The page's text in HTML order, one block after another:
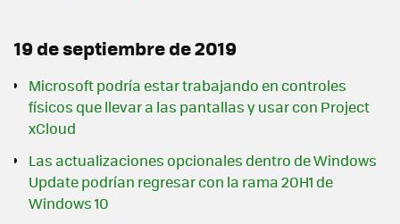
19 de septiembre de 2019
Microsoft podría estar trabajando en controles
físicos que llevar a las pantallas y usar con Project
xCloud
Las actualizaciones opcionales dentro de Windows
Update podrían regresar con la rama 20H1 de
Windows 10